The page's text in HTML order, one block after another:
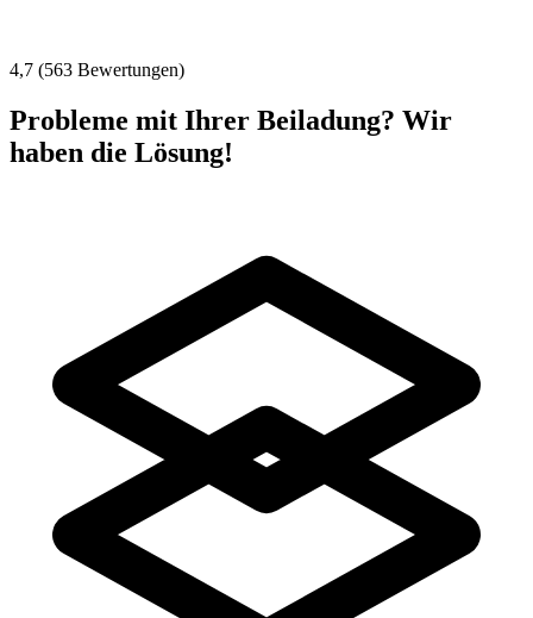
4,7 (563 Bewertungen)
Probleme mit Ihrer Beiladung? Wir
haben die Lösung!